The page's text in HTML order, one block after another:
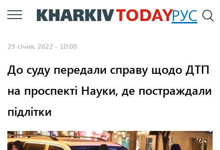
Перейти
до
РУС
29 січня, 2022 - 10:00
До суду передали справу щодо ДТП
на проспекті Науки, де постраждали
підлітки